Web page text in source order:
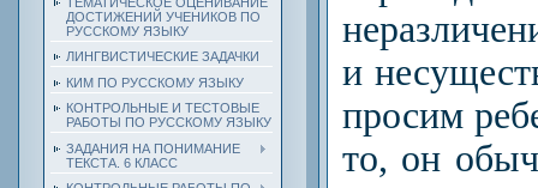
ДОСТИЖЕНИЙ УЧЕНИКОВ ПО
РУССКОМУ ЯЗЫКУ
ЛИНГВИСТИЧЕСКИЕ ЗАДАЧКИ
КИМ ПО РУССКОМУ ЯЗЫКУ
КОНТРОЛЬНЫЕ И ТЕСТОВЫЕ
РАБОТЫ ПО РУССКОМУ ЯЗЫКУ
ЗАДАНИЯ НА ПОНИМАНИЕ
ТЕКСТА. 6 КЛАСС
и
просим
то, он